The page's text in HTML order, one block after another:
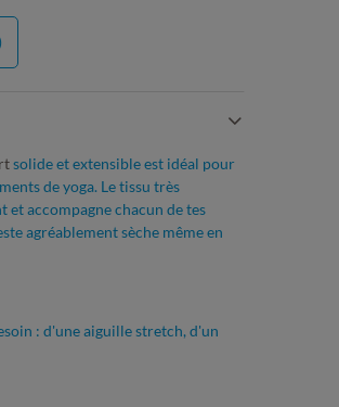
solide et extensible est idéal pour
de yoga. Le tissu très
accompagne chacun de tes
agréablement sèche même en
: d'une aiguille stretch, d'un